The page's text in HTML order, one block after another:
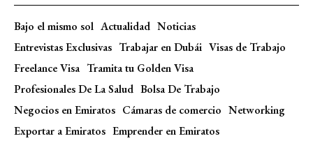
Bajo el mismo sol Actualidad Noticias
Entrevistas Exclusivas Trabajar en Dubái Visas de Trabajo
Freelance Visa Tramita tu Golden Visa
Profesionales De La Salud Bolsa De Trabajo
Negocios en Emiratos Cámaras de comercio Networking
Exportar a Emiratos Emprender en Emiratos